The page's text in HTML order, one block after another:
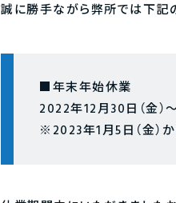
誠に勝手ながら弊所では下記
■年末年始休業
2022年12月30日（金）
※2023年1月5日（金）